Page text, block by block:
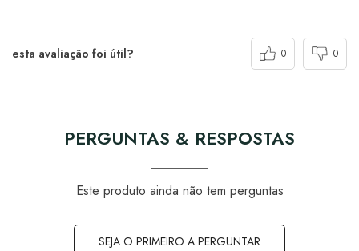
esta avaliação foi útil? 0 0
PERGUNTAS & RESPOSTAS
Este produto ainda não tem perguntas
SEJA O PRIMEIRO A PERGUNTAR